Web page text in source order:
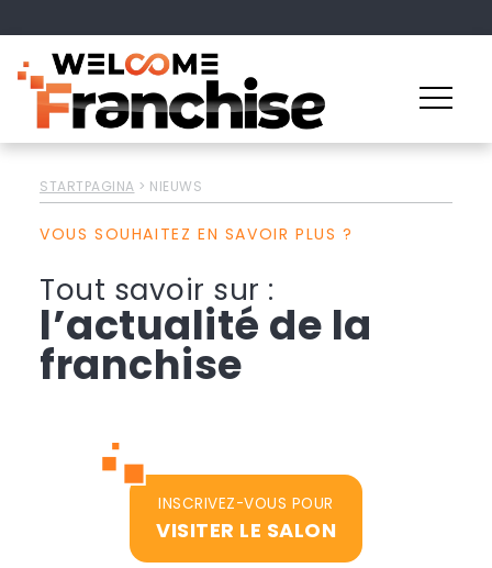
STARTPAGINA > NIEUWS
VOUS SOUHAITEZ EN SAVOIR PLUS ?
Tout savoir sur :
l’actualité de la
franchise
INSCRIVEZ-VOUS POUR
VISITER LE SALON